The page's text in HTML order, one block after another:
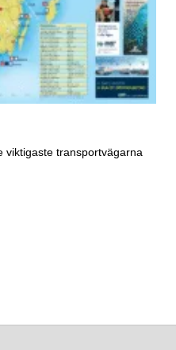
viktigaste transportvägarna